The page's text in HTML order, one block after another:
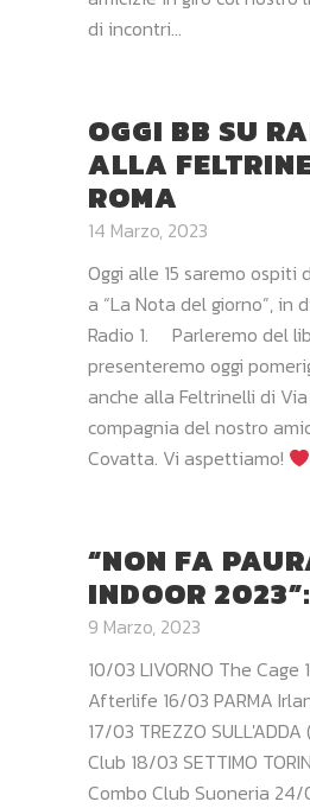
di incontri...
OGGI BB SU
ALLA
ROMA
14 Marzo, 2023
Oggi alle 15 saremo ospiti
a “La Nota del giorno”, in
Radio 1. Parleremo del
presenteremo oggi
anche alla Feltrinelli di
compagnia del nostro
Covatta. Vi aspettiamo!
“NON FA
INDOOR
9 Marzo, 2023
10/03 LIVORNO The Cage
Afterlife 16/03 PARMA
17/03 TREZZO
Club 18/03 SETTIMO
Combo Club Suoneria 24/